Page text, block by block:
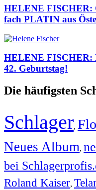
HELENE FISCHER:
fach PLATIN aus
HELENE FISCHER:
42. Geburtstag!
Die häufigsten
Schlager,
Neues Album,
bei
Roland Kaiser,